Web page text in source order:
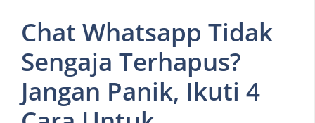
Chat Whatsapp Tidak
Sengaja Terhapus?
Jangan Panik, Ikuti 4